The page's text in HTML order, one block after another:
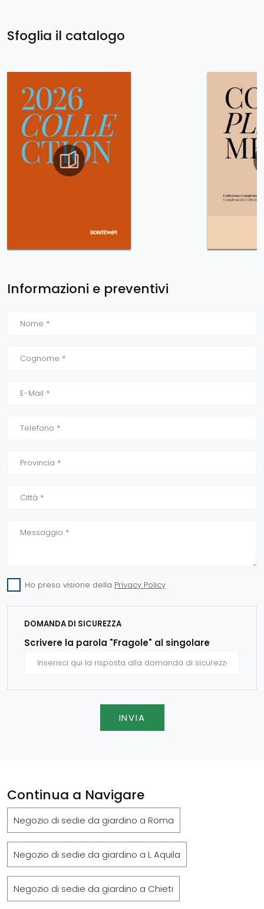
Sfoglia il catalogo
Informazioni e preventivi
Ho preso visione della Privacy Policy
DOMANDA DI SICUREZZA
Scrivere la parola "Fragole" al singolare
INVIA
Continua a Navigare
Negozio di sedie da giardino a Roma
Negozio di sedie da giardino a L Aquila
Negozio di sedie da giardino a Chieti